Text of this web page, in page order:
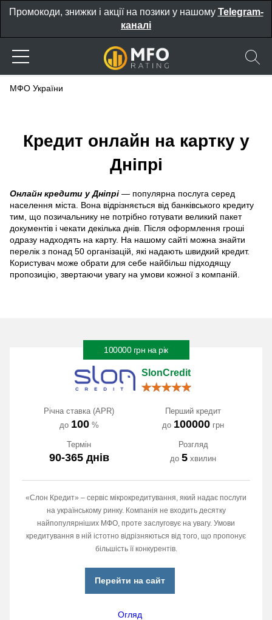
Промокоди, знижки і акції на позики у нашому Telegram-
каналі
МФО України
Кредит онлайн на картку у
Дніпрі
Онлайн кредити у Дніпрі — популярна послуга серед
населення міста. Вона відрізняється від банківського кредиту
тим, що позичальнику не потрібно готувати великий пакет
документів і чекати декілька днів. Після оформлення гроші
одразу надходять на карту. На нашому сайті можна знайти
перелік з понад 50 організацій, які надають швидкий кредит.
Користувач може обрати для себе найбільш підходящу
пропозицію, звертаючи увагу на умови кожної з компаній.
100000 грн на рік
SlonCredit
Річна ставка (APR)
до 100%
Перший кредит
до 100000 грн
Термін
90-365 днів
Розгляд
до 5 хвилин
«Слон Кредит» – сервіс мікрокредитування, який надає послуги
на українському ринку. Компанія не входить десятку
найпопулярніших МФО, проте заслуговує на увагу. Умови
кредитування в ній істотно відрізняються від того, що пропонує
більшість її конкурентів.
Перейти на сайт
Огляд